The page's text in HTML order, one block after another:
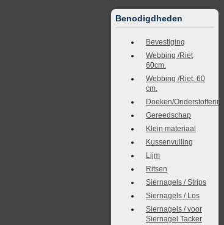
Benodigdheden
Bevestiging
Webbing /Riet
60cm.
Webbing /Riet. 60
cm.
Doeken/Onderstoffering
Gereedschap
Klein materiaal
Kussenvulling
Lijm
Ritsen
Siernagels / Strips
Siernagels / Los
Siernagels / voor
Siernagel Tacker